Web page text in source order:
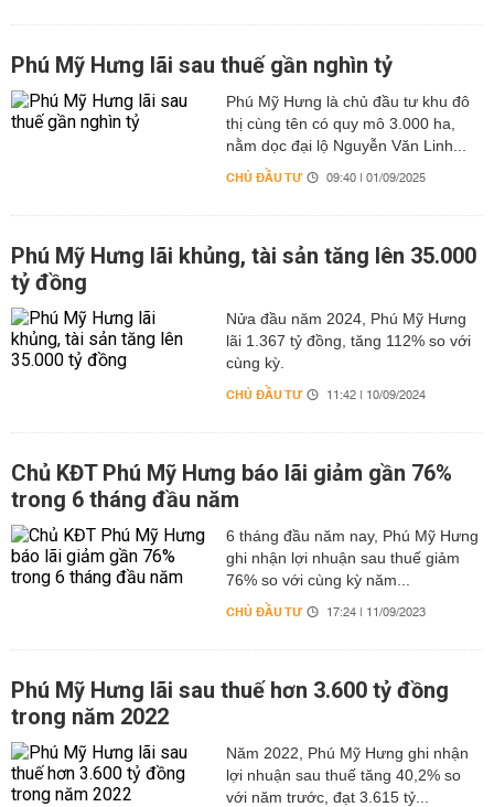
Phú Mỹ Hưng lãi sau thuế gần nghìn tỷ
Phú Mỹ Hưng là chủ đầu tư khu đô
thị cùng tên có quy mô 3.000 ha,
nằm dọc đại lộ Nguyễn Văn Linh...
CHỦ ĐẦU TƯ 09:40 | 01/09/2025
Phú Mỹ Hưng lãi khủng, tài sản tăng lên 35.000
tỷ đồng
Nửa đầu năm 2024, Phú Mỹ Hưng
lãi 1.367 tỷ đồng, tăng 112% so với
cùng kỳ.
CHỦ ĐẦU TƯ 11:42 | 10/09/2024
Chủ KĐT Phú Mỹ Hưng báo lãi giảm gần 76%
trong 6 tháng đầu năm
6 tháng đầu năm nay, Phú Mỹ Hưng
ghi nhận lợi nhuận sau thuế giảm
76% so với cùng kỳ năm...
CHỦ ĐẦU TƯ 17:24 | 11/09/2023
Phú Mỹ Hưng lãi sau thuế hơn 3.600 tỷ đồng
trong năm 2022
Năm 2022, Phú Mỹ Hưng ghi nhận
lợi nhuận sau thuế tăng 40,2% so
với năm trước, đạt 3.615 tỷ...